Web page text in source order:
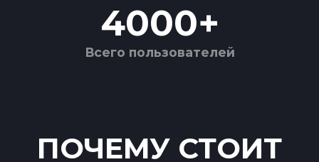
4000+
Всего пользователей
ПОЧЕМУ СТОИТ